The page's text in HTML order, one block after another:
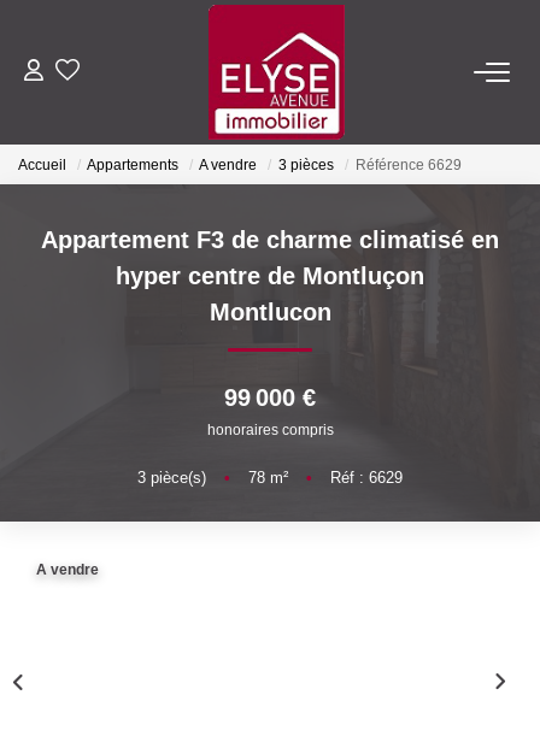
ACHETER
ESTIMER
NOTRE AGENCE
Qui Sommes-Nous
Accueil Appartements A vendre 3 pièces Référence 6629
Appartement F3 de charme climatisé en
hyper centre de Montluçon
Montlucon
99 000 €
honoraires compris
3 pièce(s) • 78 m² • Réf : 6629
A vendre